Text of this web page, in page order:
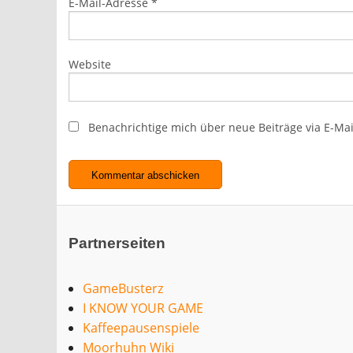
Website
Benachrichtige mich über neue Beiträge via E-
Partnerseiten
GameBusterz
I KNOW YOUR GAME
Kaffeepausenspiele
Moorhuhn Wiki